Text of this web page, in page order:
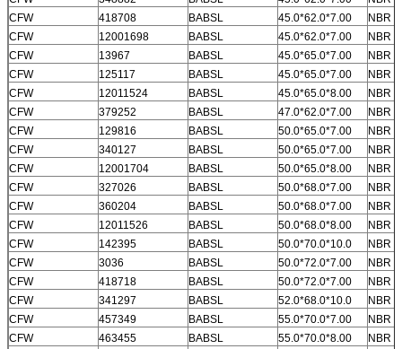
CFW
418708 BABSL 45.0*62.0*7.00
NBR
CFW
12001698 BABSL 45.0*62.0*7.00
NBR
CFW
13967 BABSL 45.0*65.0*7.00
NBR
CFW
125117 BABSL 45.0*65.0*7.00
NBR
CFW
12011524 BABSL 45.0*65.0*8.00
NBR
CFW
379252 BABSL 47.0*62.0*7.00
NBR
CFW
129816 BABSL 50.0*65.0*7.00
NBR
CFW
340127 BABSL 50.0*65.0*7.00
NBR
CFW
12001704 BABSL 50.0*65.0*8.00
NBR
CFW
327026 BABSL 50.0*68.0*7.00
NBR
CFW
360204 BABSL 50.0*68.0*7.00
NBR
CFW
12011526 BABSL 50.0*68.0*8.00
NBR
CFW
142395 BABSL 50.0*70.0*10.0
NBR
CFW
3036 BABSL 50.0*72.0*7.00
NBR
CFW
418718 BABSL 50.0*72.0*7.00
NBR
CFW
341297 BABSL 52.0*68.0*10.0
NBR
CFW
457349 BABSL 55.0*70.0*7.00
NBR
CFW
463455 BABSL 55.0*70.0*8.00
NBR